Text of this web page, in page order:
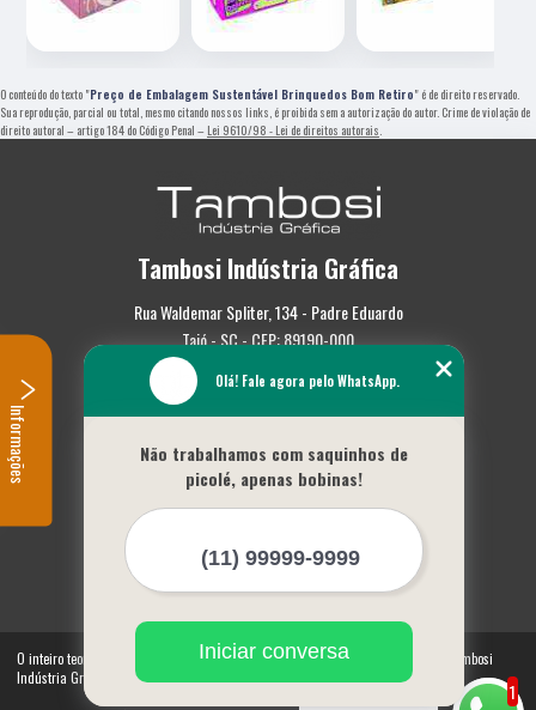
O conteúdo do texto "Preço de Embalagem Sustentável Brinquedos Bom Retiro" é de direito reservado.
Sua reprodução, parcial ou total, mesmo citando nossos links, é proibida sem a autorização do autor. Crime de violação de
direito autoral – artigo 184 do Código Penal – Lei 9610/98 - Lei de direitos autorais
Tambosi Indústria Gráfica
Rua Waldemar Spliter, 134 - Padre Eduardo
Taió - SC - CEP: 89190-000
(47) 3562-0587
Empresa
Missão
Serviços
Mapa do site
Mais Serviços
O inteiro teor deste site está sujeito à proteção de direitos autorais. Copyright© Tambosi
Indústria Gráfica (Lei 9610 de 19/02/1998)
1
Olá! Fale agora pelo WhatsApp.
Não trabalhamos com saquinhos de
picolé, apenas bobinas!
Iniciar conversa
Informações